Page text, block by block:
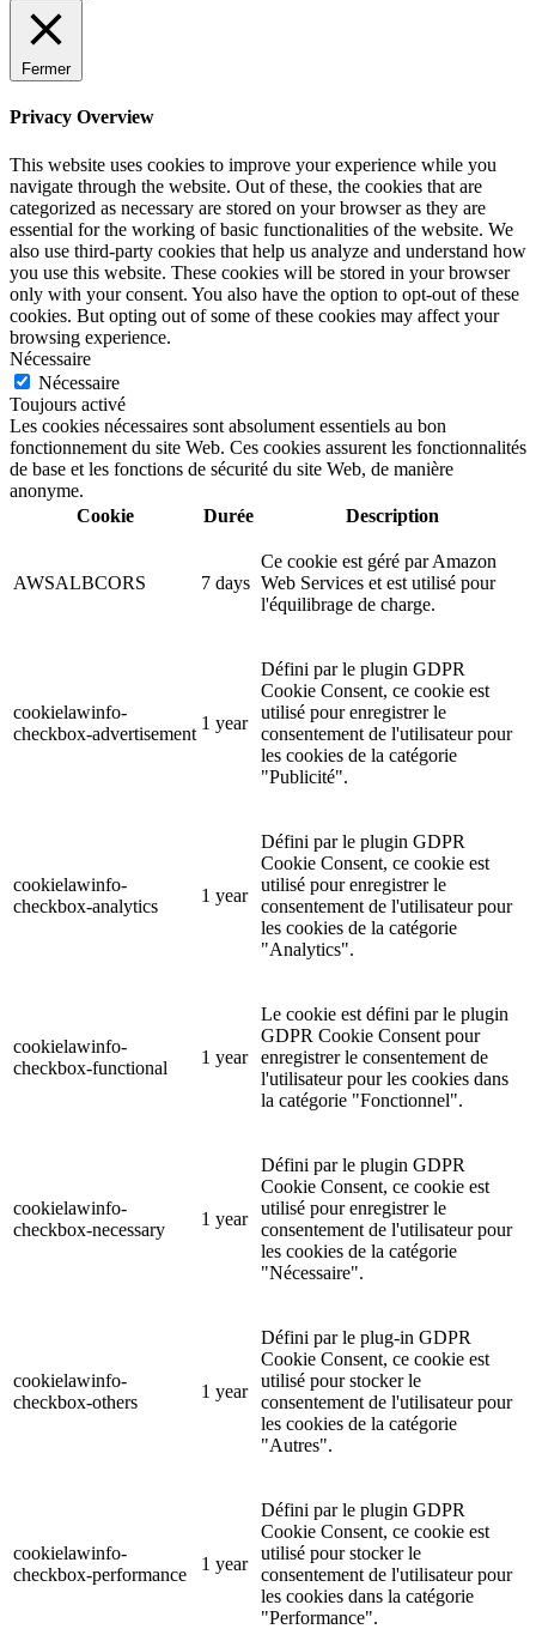
Fermer
Privacy Overview
This website uses cookies to improve your experience while you
navigate through the website. Out of these, the cookies that are
categorized as necessary are stored on your browser as they are
essential for the working of basic functionalities of the website. We
also use third-party cookies that help us analyze and understand how
you use this website. These cookies will be stored in your browser
only with your consent. You also have the option to opt-out of these
cookies. But opting out of some of these cookies may affect your
browsing experience.
Nécessaire
Nécessaire
Toujours activé
Les cookies nécessaires sont absolument essentiels au bon
fonctionnement du site Web. Ces cookies assurent les fonctionnalités
de base et les fonctions de sécurité du site Web, de manière
anonyme.
Cookie
Durée Description
AWSALBCORS 7 days
Ce cookie est géré par Amazon
Web Services et est utilisé pour
l'équilibrage de charge.
cookielawinfo-
checkbox-advertisement
1 year
Défini par le plugin GDPR
Cookie Consent, ce cookie est
utilisé pour enregistrer le
consentement de l'utilisateur pour
les cookies de la catégorie
"Publicité".
cookielawinfo-
checkbox-analytics
1 year
Défini par le plugin GDPR
Cookie Consent, ce cookie est
utilisé pour enregistrer le
consentement de l'utilisateur pour
les cookies de la catégorie
"Analytics".
cookielawinfo-
checkbox-functional
1 year
Le cookie est défini par le plugin
GDPR Cookie Consent pour
enregistrer le consentement de
l'utilisateur pour les cookies dans
la catégorie "Fonctionnel".
cookielawinfo-
checkbox-necessary
1 year
Défini par le plugin GDPR
Cookie Consent, ce cookie est
utilisé pour enregistrer le
consentement de l'utilisateur pour
les cookies de la catégorie
"Nécessaire".
cookielawinfo-
checkbox-others
1 year
Défini par le plug-in GDPR
Cookie Consent, ce cookie est
utilisé pour stocker le
consentement de l'utilisateur pour
les cookies de la catégorie
"Autres".
cookielawinfo-
checkbox-performance
1 year
Défini par le plugin GDPR
Cookie Consent, ce cookie est
utilisé pour stocker le
consentement de l'utilisateur pour
les cookies dans la catégorie
"Performance".